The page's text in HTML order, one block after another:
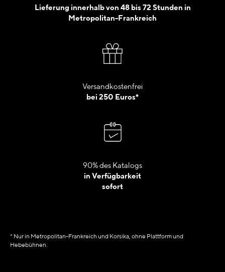
Lieferung innerhalb von 48 bis 72 Stunden in
Metropolitan-Frankreich
Versandkostenfrei
bei 250 Euros*
90% des Katalogs
in Verfügbarkeit
sofort
* Nur in Metropolitan-Frankreich und Korsika, ohne Plattform und
Hebebühnen.